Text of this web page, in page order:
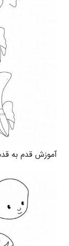
آموزش قدم به